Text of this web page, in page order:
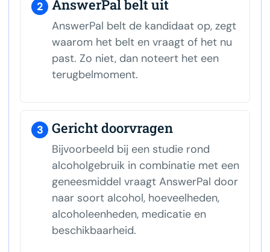
2 AnswerPal belt uit
AnswerPal belt de kandidaat op, zegt
waarom het belt en vraagt of het nu
past. Zo niet, dan noteert het een
terugbelmoment.
3 Gericht doorvragen
Bijvoorbeeld bij een studie rond
alcoholgebruik in combinatie met een
geneesmiddel vraagt AnswerPal door
naar soort alcohol, hoeveelheden,
alcoholeenheden, medicatie en
beschikbaarheid.